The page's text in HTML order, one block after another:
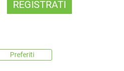
REGISTRATI
Preferiti